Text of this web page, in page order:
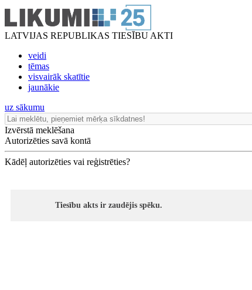
LATVIJAS REPUBLIKAS TIESĪBU AKTI
veidi
tēmas
visvairāk skatītie
jaunākie
uz sākumu
Izvērstā meklēšana
Autorizēties savā kontā
Kādēļ autorizēties vai reģistrēties?
Tiesību akts ir zaudējis spēku.